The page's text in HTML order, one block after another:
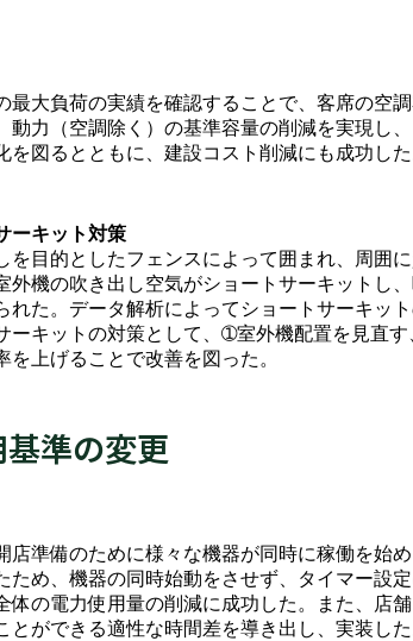
最大負荷の実績を確認することで、客席の空
動力（空調除く）の基準容量の削減を実現し
を図るとともに、建設コスト削減にも成功した
ーキット対策
を目的としたフェンスによって囲まれ、周囲
外機の吹き出し空気がショートサーキットし
れた。データ解析によってショートサーキッ
ーキットの対策として、➀室外機配置を見直
上げることで改善を図った。
準の変更
店準備のために様々な機器が同時に稼働を始
ため、機器の同時始動をさせず、タイマー設
体の電力使用量の削減に成功した。また、店
とができる適性な時間差を導き出し、実装し